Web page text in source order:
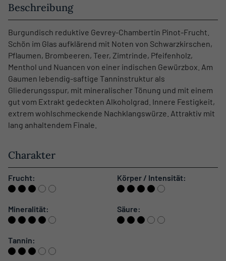
Beschreibung
Burgundisch reduktive Gevrey-Chambertin Pinot-Frucht.
Schön im Glas aufklärend mit Noten von Schwarzkirschen,
Pflaumen, Brombeeren, Teer, Zimtrinde, Pfeifenholz,
Menthol und Nuancen von einer indischen Gewürzbox. Am
Gaumen lebendig-saftige Tanninstruktur als
Gliederungsspur, mit mineralischer Tönung und mit einem
gut vom Extrakt gedeckten Alkoholgrad. Innere Festigkeit,
extrem wohlschmeckende Nachklangswürze. Attraktiv mit
lang anhaltendem Finale.
Charakter
Frucht: Körper / Intensität:
Mineralität: Säure:
Tannin: